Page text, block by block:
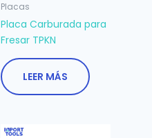
Placas
Placa Carburada para
Fresar TPKN
LEER MÁS